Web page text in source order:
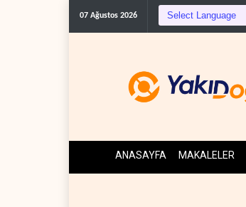
07 Ağustos 2026
ANASAYFA MAKALELER